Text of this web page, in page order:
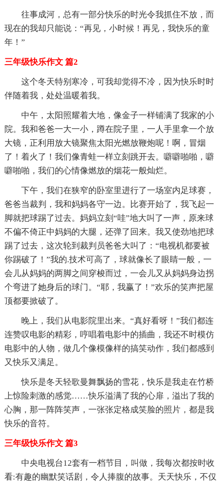
往事成河，总有一部分快乐的时光令我抓住不放，而
现在的我却只能说：“再见，小时候！再见，我快乐的童
年！”
三年级快乐作文 篇2
这个冬天特别寒冷，可我却觉得不冷，因为快乐时时
伴随着我，处处温暖着我。
中午，太阳照耀着大地，像金子一样铺满了我家的小
院。我和爸爸一大一小，蹲在院子里，一人手里拿一个放
大镜，正利用放大镜聚焦太阳光燃放鞭炮呢！啊，冒烟
了！着火了！我们像青蛙一样立刻跳开去。噼噼啪啪，噼
噼啪啪，我们的心情像燃放的烟花一般灿烂。
下午，我们在狭窄的卧室里进行了一场室内足球赛，
爸爸当裁判，我和妈妈各守一边。比赛开始了，我飞起一
脚就把球踢了过去。妈妈立刻“哇”地大叫了一声，原来球
不偏不倚正中妈妈的大腿，还弹了回来。我又使劲地把球
踢了过去，这次轮到裁判员爸爸大叫了：“电视机都要被
你踢破了！”我的.技术可高了，球就像长了眼睛一般，一
会儿从妈妈的两脚之间穿梭而过，一会儿又从妈妈身边拐
个弯进了她身后的球门。“耶，我赢了！”欢乐的笑声把屋
顶都要掀破了。
晚上，我们从电影院里出来。“真好看呀！”我们都连
连赞叹电影的精彩，哼唱着电影中的插曲，我还不时模仿
电影中的人物，做几个像模像样的搞笑动作，我们都感到
又快乐又满足。
快乐是冬天轻歌曼舞飘扬的雪花，快乐是我走在竹桥
上惊险刺激的感觉……快乐溢满了我的心扉，溢出了我的
心胸，那一阵阵笑声，一张张定格成笑脸的照片，都是我
快乐的音符。
三年级快乐作文 篇3
中央电视台12套有一档节目，叫做，我每次都按时收
看:有趣的幽默笑话剧，令人捧腹的故事。天天快乐，不仅